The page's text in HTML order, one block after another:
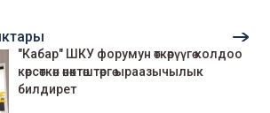
"Кабар" ШКУ форумун өткөрүүгө колдоо
көрсөткөн өнөктөштөргө ыраазычылык
билдирет